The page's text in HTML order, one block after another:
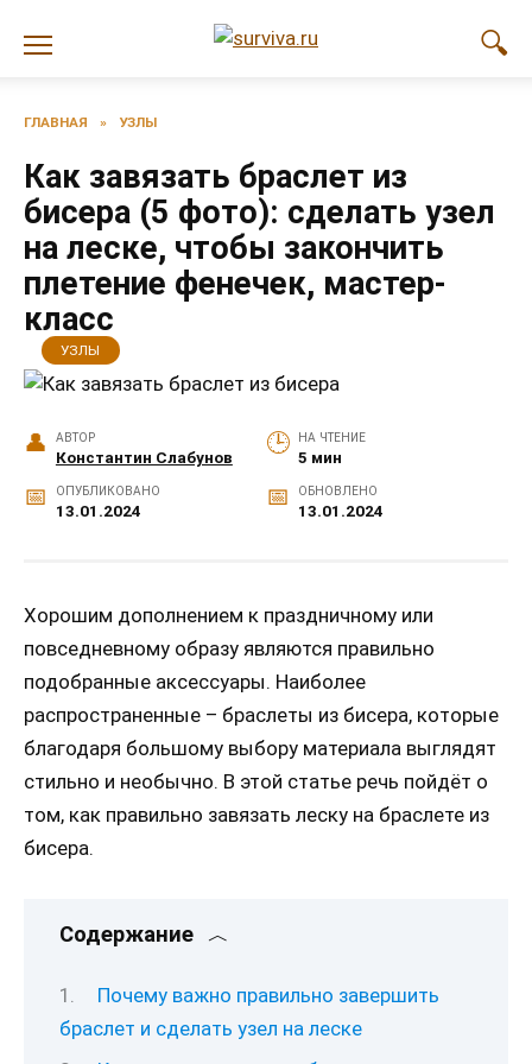
ГЛАВНАЯ » УЗЛЫ
Как завязать браслет из
бисера (5 фото): сделать узел
на леске, чтобы закончить
плетение фенечек, мастер-
класс
УЗЛЫ
АВТОР
Константин Слабунов
НА ЧТЕНИЕ
5 мин
ОПУБЛИКОВАНО
13.01.2024
ОБНОВЛЕНО
13.01.2024
Хорошим дополнением к праздничному или
повседневному образу являются правильно
подобранные аксессуары. Наиболее
распространенные – браслеты из бисера, которые
благодаря большому выбору материала выглядят
стильно и необычно. В этой статье речь пойдёт о
том, как правильно завязать леску на браслете из
бисера.
Содержание
Почему важно правильно завершить
браслет и сделать узел на леске